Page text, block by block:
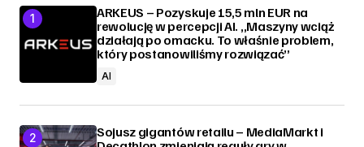
ARKEUS – Pozyskuje 15,5 mln EUR na
rewolucję w percepcji AI. „Maszyny wciąż
działają po omacku. To właśnie problem,
który postanowiliśmy rozwiązać”
AI
Sojusz gigantów retailu – MediaMarkt i